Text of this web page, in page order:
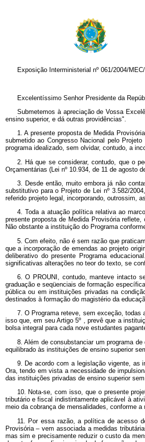
Exposição Interministerial nº 061/2004/
Excelentíssimo Senhor Presidente da
Submetemos à apreciação de Vossa
ensino superior, e dá outras providências".
1. A presente proposta de Medida
submetido ao Congresso Nacional pelo
programa idealizado, sem olvidar, contudo, a
2. Há que se considerar, contudo, que o
Orçamentárias (Lei nº 10.934, de 11 de agosto
3. Desde então, muito embora já não
substitutivo para o Projeto de Lei nº 3.582/
referido projeto legal, incorporando, outrossim,
4. Toda a atuação política relativa ao
presente proposta de Medida Provisória
Não obstante a instituição do Programa
5. Com efeito, não é sem razão que
que a incorporação de emendas ao projeto
deliberativo do presente Programa
significativas alterações no teor do texto, se
6. O PROUNI, contudo, manteve intacto
graduação e seqüenciais de formação
pública ou em instituições privadas na
destinados à formação do magistério da
7. O Programa reteve, sem exceção, todas
isso que, em seu Artigo 5º , prevê que a
bolsa integral para cada nove estudantes
8. Além de consubstanciar um programa
equilibrado às instituições de ensino superior
9. De acordo com a legislação vigente, as
Ora, tendo em vista a necessidade de
das instituições privadas de ensino superior
10. Nota-se, com isso, que o presente
tributário e fiscal indistintamente aplicável à
meio da cobrança de mensalidades, conforme
11. Por essa razão, a política de acesso
Provisória – vem associada a medidas
mas sim e precisamente reduzir o custo da